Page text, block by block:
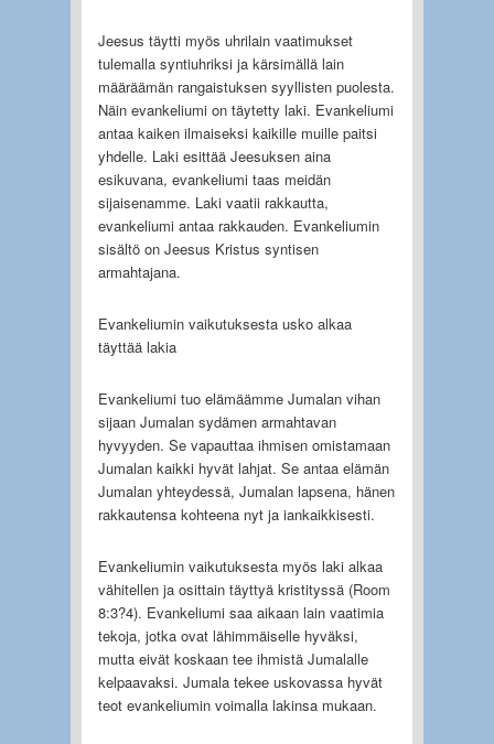
Jeesus täytti myös uhrilain vaatimukset
tulemalla syntiuhriksi ja kärsimällä lain
määräämän rangaistuksen syyllisten puolesta.
Näin evankeliumi on täytetty laki. Evankeliumi
antaa kaiken ilmaiseksi kaikille muille paitsi
yhdelle. Laki esittää Jeesuksen aina
esikuvana, evankeliumi taas meidän
sijaisenamme. Laki vaatii rakkautta,
evankeliumi antaa rakkauden. Evankeliumin
sisältö on Jeesus Kristus syntisen
armahtajana.
Evankeliumin vaikutuksesta usko alkaa
täyttää lakia
Evankeliumi tuo elämäämme Jumalan vihan
sijaan Jumalan sydämen armahtavan
hyvyyden. Se vapauttaa ihmisen omistamaan
Jumalan kaikki hyvät lahjat. Se antaa elämän
Jumalan yhteydessä, Jumalan lapsena, hänen
rakkautensa kohteena nyt ja iankaikkisesti.
Evankeliumin vaikutuksesta myös laki alkaa
vähitellen ja osittain täyttyä kristityssä (Room
8:3?4). Evankeliumi saa aikaan lain vaatimia
tekoja, jotka ovat lähimmäiselle hyväksi,
mutta eivät koskaan tee ihmistä Jumalalle
kelpaavaksi. Jumala tekee uskovassa hyvät
teot evankeliumin voimalla lakinsa mukaan.